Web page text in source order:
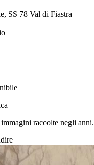
SS 78 Val di Fiastra
raccolte negli anni.